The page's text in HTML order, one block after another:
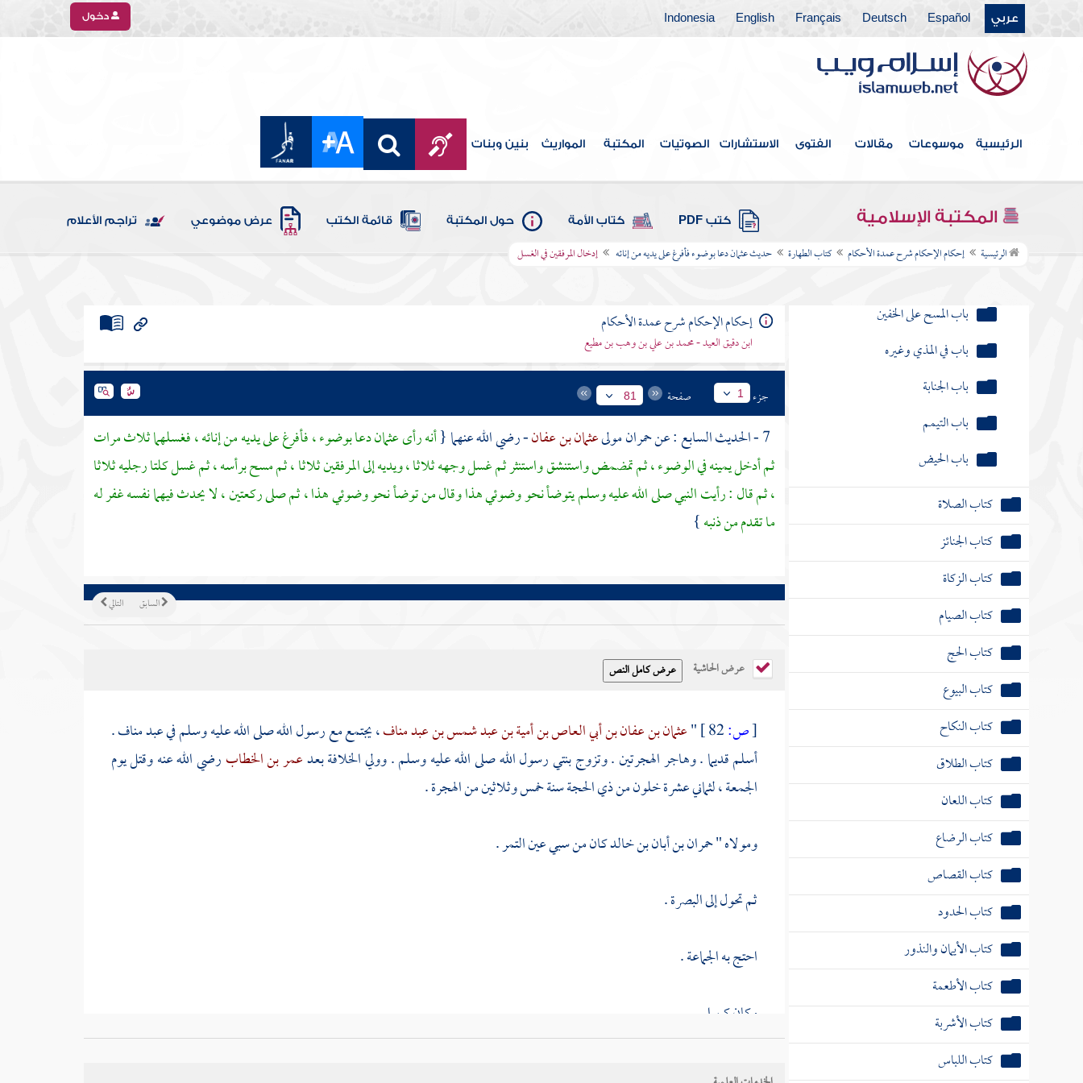
عربي Español
Deutsch
Français
English
Indonesia دخول
الرئيسية موسوعات مقالات الفتوى الاستشارات الصوتيات المكتبة المواريث بنين وبنات
المكتبة الإسلامية كتب PDF كتاب الأمة حول المكتبة قائمة الكتب عرض موضوعي تراجم الأعلام
الرئيسية إحكام الإحكام شرح عمدة الأحكام كتاب الطهارة حديث عثمان دعا بوضوء فأفرغ على يديه من إنائه إدخال المرفقين في الغسل
حديث النفس
حديث عمرو بن أبي حسن سأل عبد
الله بن زيد عن وضوء النبي
يعجبه التيمن
حديث إن أمتي يدعون يوم القيامة غرا
محجلين
باب الاستطابة
باب المسح على الخفين
باب في المذي وغيره
باب الجنابة
باب التيمم
باب الحيض
كتاب الصلاة
كتاب الجنائز
كتاب الزكاة
كتاب الصيام
كتاب الحج
كتاب البيوع
كتاب النكاح
كتاب الطلاق
كتاب اللعان
كتاب الرضاع
كتاب القصاص
كتاب الحدود
كتاب الأيمان والنذور
كتاب الأطعمة
كتاب الأشربة
كتاب اللباس
إحكام الإحكام شرح عمدة الأحكام
ابن دقيق العيد - محمد بن علي بن وهب بن مطيع
جزء 1 صفحة 81
حمرانمولىعثمان بن عفان- رضي الله عنهما {أنه رأىعثماندعا بوضوء ، فأفرغ على يديه من إنائه ، فغسلهما ثلاث مرات
ثم أدخل يمينه في الوضوء ، ثم تمضمض واستنشق واستنثر ثم غسل وجهه ثلاثا ، ويديه إلى المرفقين ثلاثا ، ثم مسح برأسه ، ثم غسل كلتا رجليه ثلاثا
، ثم قال : رأيت النبي صلى الله عليه وسلم يتوضأ نحو وضوئي هذا وقال من توضأ نحو وضوئي هذا ، ثم صلى ركعتين ، لا يحدث فيهما نفسه غفر له
ما تقدم من ذنبه}
التالي السابق
عرض الحاشية
[ص: "عثمان بن عفان بن أبي العاص بن أمية بن عبد شمس بن عبد مناف، يجتمع مع رسول الله صلى الله عليه وسلم فيعبد مناف.
أسلم قديما . وهاجر الهجرتين . وتزوج بنتي رسول الله صلى الله عليه وسلم . وولي الخلافة بعدعمر بن الخطابرضي الله عنه وقتل يوم
الجمعة ، لثماني عشرة خلون من ذي الحجة سنة خمس وثلاثين من الهجرة .
ومولاه "حمران بن أبان بن خالدكان من سبيعين التمر.
ثم تحول إلىالبصرة.
احتج به الجماعة .
وكان كبيرا .
الكلام على هذا الحديث من وجوه .